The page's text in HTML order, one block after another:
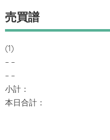
売買譜
(1)
– –
– –
小計：
本日合計：